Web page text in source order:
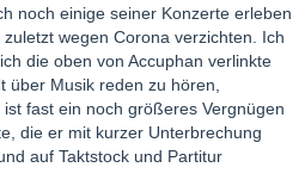
noch einige seiner Konzerte erleben
wegen Corona verzichten. Ich
die oben von Accuphan verlinkte
über Musik reden zu hören,
fast ein noch größeres Vergnügen
die er mit kurzer Unterbrechung
auf Taktstock und Partitur